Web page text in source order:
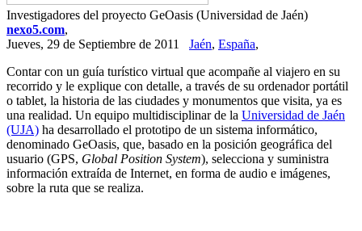
Investigadores del proyecto GeOasis (Universidad de Jaén)
nexo5.com,
Jueves, 29 de Septiembre de 2011 Jaén, España,
Contar con un guía turístico virtual que acompañe al viajero en su
recorrido y le explique con detalle, a través de su ordenador portátil
o tablet, la historia de las ciudades y monumentos que visita, ya es
una realidad. Un equipo multidisciplinar de la Universidad de Jaén
(UJA) ha desarrollado el prototipo de un sistema informático,
denominado GeOasis, que, basado en la posición geográfica del
usuario (GPS, Global Position System), selecciona y suministra
información extraída de Internet, en forma de audio e imágenes,
sobre la ruta que se realiza.